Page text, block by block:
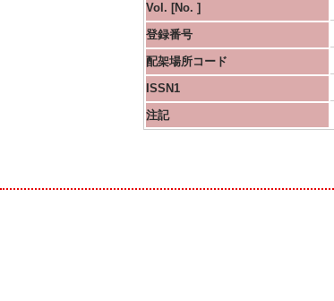
Vol. [No. ]
登録番号
配架場所コード
ISSN1
注記